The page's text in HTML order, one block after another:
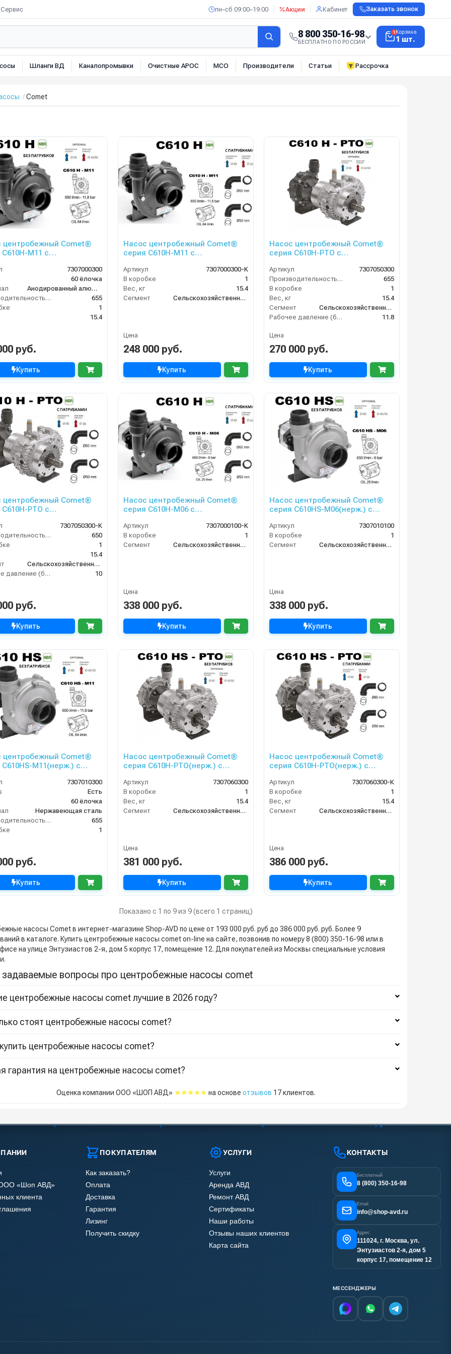
Сервис пн–сб 09:00–19:00 Акции Кабинет Заказать звонок
8 800 350-16-98
БЕСПЛАТНО ПО РОССИИ
1 Корзина
1 шт.
Шланги ВД Каналопромывки Очистные АРОС МСО Производители Статьи Рассрочка
Comet
центробежный Comet®
M11 с
патрубков
7307000300
60 ёлочка
Анодированный алюминий
Производительность (л/мин)
655
1
15.4
руб.
Купить
Насос центробежный Comet®
серия C610H-M11 с
бар) + патрубки
Артикул
7307000300-K
В коробке
1
Вес, кг
15.4
Сегмент
Сельскохозяйственный сегмент
Цена
248 000 руб.
Купить
Насос центробежный Comet®
серия C610H-PTO с
11,8 бар) без патрубков
Артикул
7307050300
Производительность (л/мин)
655
В коробке
1
Вес, кг
15.4
Сегмент
Сельскохозяйственный сегмент
Рабочее давление (бар)
11.8
Цена
270 000 руб.
Купить
центробежный Comet®
PTO с
+ патрубки
7307050300-K
Производительность (л/мин)
650
1
15.4
Сельскохозяйственный сегмент
Рабочее давление (бар)
10
руб.
Купить
Насос центробежный Comet®
серия C610H-M06 с
+ патрубки
Артикул
7307000100-K
В коробке
1
Сегмент
Сельскохозяйственный сегмент
Цена
338 000 руб.
Купить
Насос центробежный Comet®
серия C610HS-M06(нерж.) с
без патрубков
Артикул
7307010100
В коробке
1
Сегмент
Сельскохозяйственный сегмент
Цена
338 000 руб.
Купить
центробежный Comet®
M11(нерж.) с
патрубков
7307010300
Есть
60 ёлочка
Нержавеющая сталь
Производительность (л/мин)
655
1
руб.
Купить
Насос центробежный Comet®
серия C610H-PTO(нерж.) с
мин;11,8 бар)без патрубков
Артикул
7307060300
В коробке
1
Вес, кг
15.4
Сегмент
Сельскохозяйственный сегмент
Цена
381 000 руб.
Купить
Насос центробежный Comet®
серия C610H-PTO(нерж.) с
мин;11,8 бар) + патрубки
Артикул
7307060300-К
В коробке
1
Вес, кг
15.4
Сегмент
Сельскохозяйственный сегмент
Цена
386 000 руб.
Купить
Показано с 1 по 9 из 9 (всего 1 страниц)
насосы Comet в интернет-магазине Shop-AVD по цене от 193 000 руб. руб до 386 000 руб. руб. Более 9
в каталоге. Купить центробежные насосы comet on-line на сайте, позвонив по номеру 8 (800) 350-16-98 или в
на улице Энтузиастов 2-я, дом 5 корпус 17, помещение 12. Для покупателей из Москвы специальные условия
вопросы про центробежные насосы comet
центробежные насосы comet лучшие в 2026 году?
стоят центробежные насосы comet?
центробежные насосы comet?
гарантия на центробежные насосы comet?
Оценка компании ООО «ШОП АВД» ★★★★★ на основе отзывов 17клиентов.
ООО «Шоп АВД»
клиента
ПОКУПАТЕЛЯМ
Как заказать?
Оплата
Доставка
Гарантия
Лизинг
Получить скидку
УСЛУГИ
Услуги
Аренда АВД
Ремонт АВД
Сертификаты
Наши работы
Отзывы наших клиентов
Карта сайта
КОНТАКТЫ
Бесплатный
8 (800) 350-16-98
Email
info@shop-avd.ru
Адрес
111024, г. Москва, ул.
Энтузиастов 2-я, дом 5
корпус 17, помещение 12
МЕССЕНДЖЕРЫ